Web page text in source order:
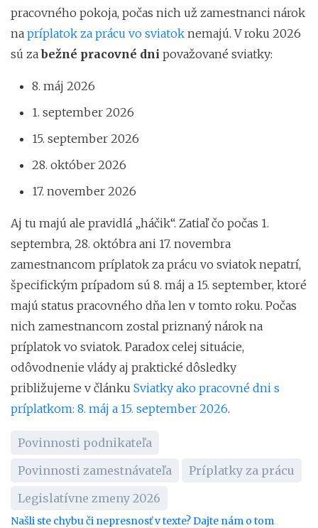
pracovného pokoja, počas nich už zamestnanci nárok
na príplatok za prácu vo sviatok nemajú. V roku 2026
sú zabežné pracovné dni považované sviatky:
8. máj 2026
1. september 2026
15. september 2026
28. október 2026
17. november 2026
Aj tu majú ale pravidlá „háčik“. Zatiaľ čo počas 1.
septembra, 28. októbra ani 17. novembra
zamestnancom príplatok za prácu vo sviatok nepatrí,
špecifickým prípadom sú 8. máj a 15. september, ktoré
majú status pracovného dňa len v tomto roku. Počas
nich zamestnancom zostal priznaný nárok na
príplatok vo sviatok. Paradox celej situácie,
odôvodnenie vlády aj praktické dôsledky
približujeme v článku Sviatky ako pracovné dni s
príplatkom: 8. máj a 15. september 2026.
Povinnosti podnikateľa
Povinnosti zamestnávateľa
Príplatky za prácu
Legislatívne zmeny 2026
Našli ste chybu či nepresnosť v texte? Dajte nám o tom